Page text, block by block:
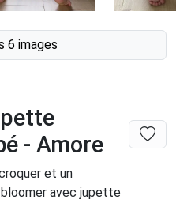
6 images
- Amore
et un
avec jupette